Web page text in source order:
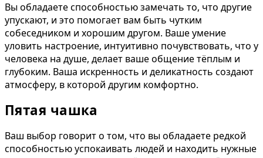
Вы обладаете способностью замечать то, что другие
упускают, и это помогает вам быть чутким
собеседником и хорошим другом. Ваше умение
уловить настроение, интуитивно почувствовать, что у
человека на душе, делает ваше общение тёплым и
глубоким. Ваша искренность и деликатность создают
атмосферу, в которой другим комфортно.
Пятая чашка
Ваш выбор говорит о том, что вы обладаете редкой
способностью успокаивать людей и находить нужные